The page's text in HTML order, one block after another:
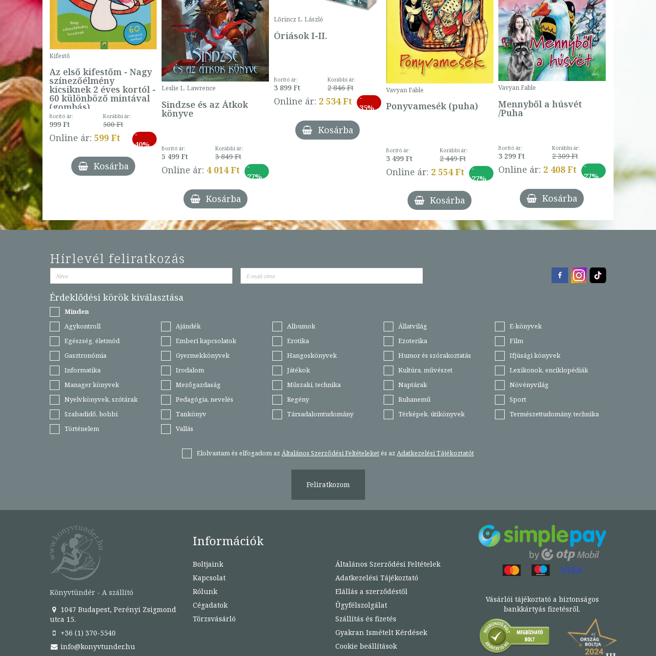
-
ár:
Ft
Ft
27%
Kifestő
Az első kifestőm - Nagy
színezőélmény
kicsiknek 2 éves kortól -
60 különböző mintával
(gombás)
Borító ár:
999 Ft
Korábbi ár:
500 Ft
Online ár: 599 Ft
-
40%
Kosárba
Leslie L. Lawrence
Sindzse és az Átkok
könyve
Borító ár:
5 499 Ft
Korábbi ár:
3 849 Ft
Online ár: 4 014 Ft
-
27%
Kosárba
Lőrincz L. László
Óriások I-II.
Borító ár:
3 899 Ft
Korábbi ár:
2 846 Ft
Online ár: 2 534 Ft
-
35%
Kosárba
Vavyan Fable
Ponyvamesék (puha)
Borító ár:
3 499 Ft
Korábbi ár:
2 449 Ft
Online ár: 2 554 Ft
-
27%
Kosárba
Vavyan Fable
Mennyből a húsvét
/Puha
Borító ár:
3 299 Ft
Korábbi ár:
2 309 Ft
Online ár: 2 408 Ft
-
27%
Kosárba
Hírlevél feliratkozás
Érdeklődési körök kiválasztása
Minden
Agykontroll
Ajándék Albumok Állatvilág
E-könyvek
Egészség, életmód
Emberi kapcsolatok Erotika Ezoterika
Film
Gasztronómia
Gyermekkönyvek Hangoskönyvek Humor és szórakoztatás
Ifjúsági könyvek
Informatika
Irodalom Játékok Kultúra, művészet
Lexikonok, enciklopédiák
Manager könyvek
Mezőgazdaság Műszaki, technika Naptárak
Növényvilág
Nyelvkönyvek, szótárak
Pedagógia, nevelés Regény Ruhanemű
Sport
Szabadidő, hobbi
Tankönyv Társadalomtudomány Térképek, útikönyvek
Természettudomány, technika
Történelem
Vallás
Elolvastam és elfogadom az Általános Szerződési Feltételeketés az Adatkezelési Tájékoztatót
Feliratkozom
Könyvtündér - A szállító
1047 Budapest, Perényi Zsigmond
utca 15.
+36 (1) 370-5540
info@konyvtunder.hu
Információk
Boltjaink
Kapcsolat
Rólunk
Cégadatok
Törzsvásárló
Általános Szerződési Feltételek
Adatkezelési Tájékoztató
Elállás a szerződéstől
Ügyfélszolgálat
Szállítás és fizetés
Gyakran Ismételt Kérdések
Cookie beállítások
Vásárlói tájékoztató a biztonságos
bankkártyás fizetésről.